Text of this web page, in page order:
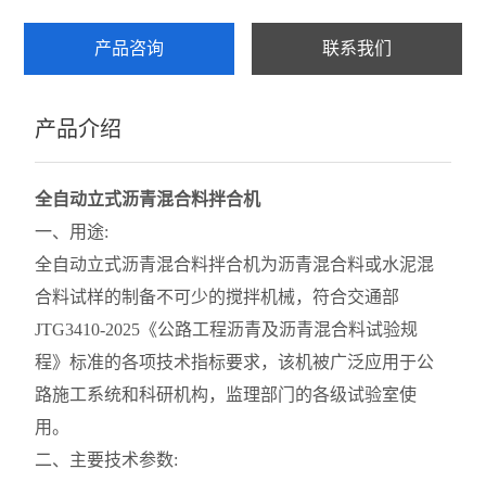
乳化沥青稠度试验仪
细集料测定仪
层间粘结直剪试验仪
层间粘结专用拉拔仪
层间粘结扭剪试验仪
沥青旋转压实仪
乳化沥青湿轮磨耗试验仪
布氏旋转粘度计
产品咨询 联系我们
产品介绍
全自动立式沥青混合料拌合机
一、用途:
全自动立式沥青混合料拌合机为沥青混合料或水泥混
合料试样的制备不可少的搅拌机械，符合交通部
JTG3410-2025《公路工程沥青及沥青混合料试验规
程》标准的各项技术指标要求，该机被广泛应用于公
路施工系统和科研机构，监理部门的各级试验室使
用。
二、主要技术参数: